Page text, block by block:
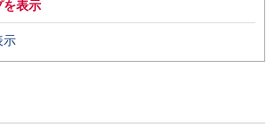
を表示
示